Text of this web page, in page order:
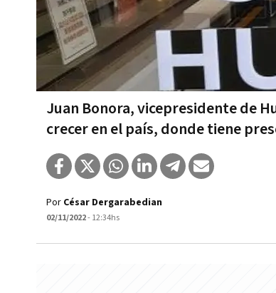
Juan Bonora, vicepresidente de
crecer en el país, donde tiene
Por César Dergarabedian
02/11/2022- 12:34hs